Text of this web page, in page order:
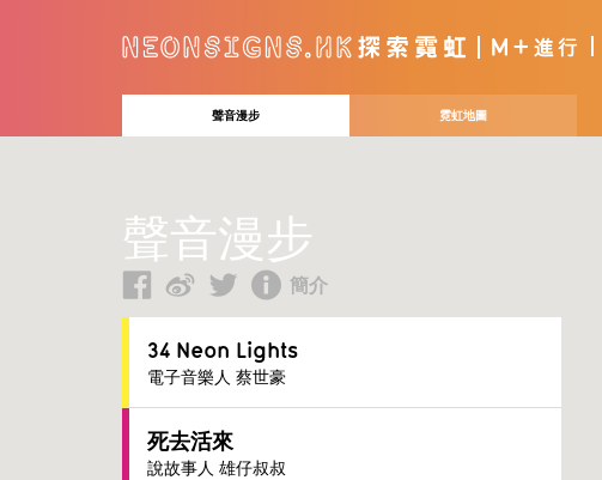
聲音漫步 霓虹地圖
聲音漫步
簡介
34 Neon Lights
電子音樂人 蔡世豪
死去活來
說故事人 雄仔叔叔